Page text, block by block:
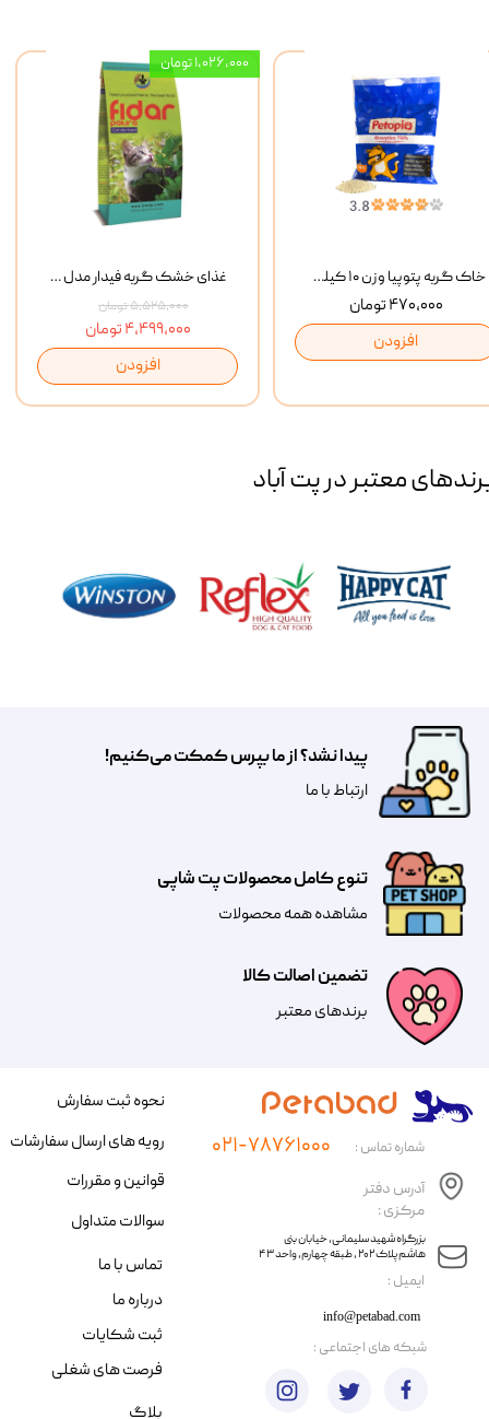
غذای خشک گربه فیدار مدل Adult وزن 10 کیلوگرم
۵,۵۲۵,۰۰۰ تومان
۴,۴۹۹,۰۰۰ تومان
افزودن
۱,۰۲۶,۰۰۰ تومان
خاک گربه پتوپیا وزن ۱۰ کیلوگرم
۴۷۰,۰۰۰ تومان
افزودن
معتبر در پت آباد
تضمین اصالت کالا
​​برندهای معتبر​​​​​​​
تنوع کامل محصولات پت شاپی
مشاهده همه محصولات
پیدا نشد؟ از ما بپرس کمکت می‌کنیم!
​​​ارتباط با ما
​ایمیل :
آدرس دفتر
مرکزی :
info@petabad.com
​​بزرگراه شهید سلیمانی، خیابان بنی
هاشم پلاک ۲۰۲ ، طبقه چهارم، واحد ۴۳
شماره تماس : ۰۲۱-۷۸۷۶۱۰۰۰
نحوه ثبت سفارش
رویه های ارسال سفارشات
قوانین و مقررات
سوالات متداول
تماس با ما
درباره ما
ثبت شکایات
فرصت های شغلی
​شبکه های اجتماعی :
بلاگ